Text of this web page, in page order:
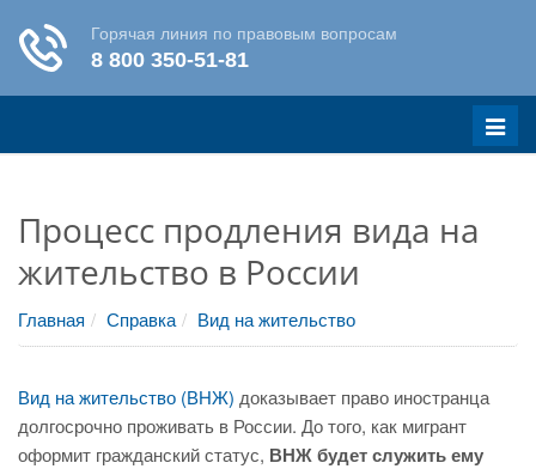
Меню
Процесс продления вида на
жительство в России
Главная Справка Вид на жительство
Вид на жительство (ВНЖ) доказывает право иностранца
долгосрочно проживать в России. До того, как мигрант
оформит гражданский статус, ВНЖ будет служить ему